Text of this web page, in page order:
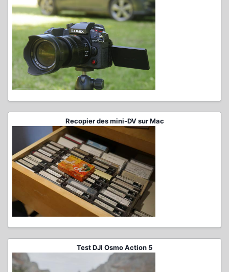
Recopier des mini-DV sur Mac
Test DJI Osmo Action 5